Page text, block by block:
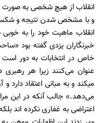
انقلاب از هیچ شخصی به صورت
و با مشخص شدن نتیجه و
انقلاب ماهیت خود را به
خبرنگاران یزدی گفته بود
خاص در انتخابات به دور
عنوان می‌کنند زیرا هر
میکند و به مبانی اعتقاد دارد
می‌دهد.» جالب آنکه در این
اعتراضی به غفاری نکرده اند